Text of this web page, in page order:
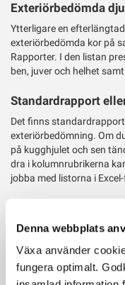
Denna webbplats
Växa använder
fungera optimalt.
Exteriörbedömda
Ytterligare en
exteriörbedömda kor på
Rapporter. I den listan
ben, juver och helhet
Standardrapport
Det finns
exteriörbedömning. Om
på kugghjulet och sen
dra i kolumnrubrikerna
jobba med listorna i